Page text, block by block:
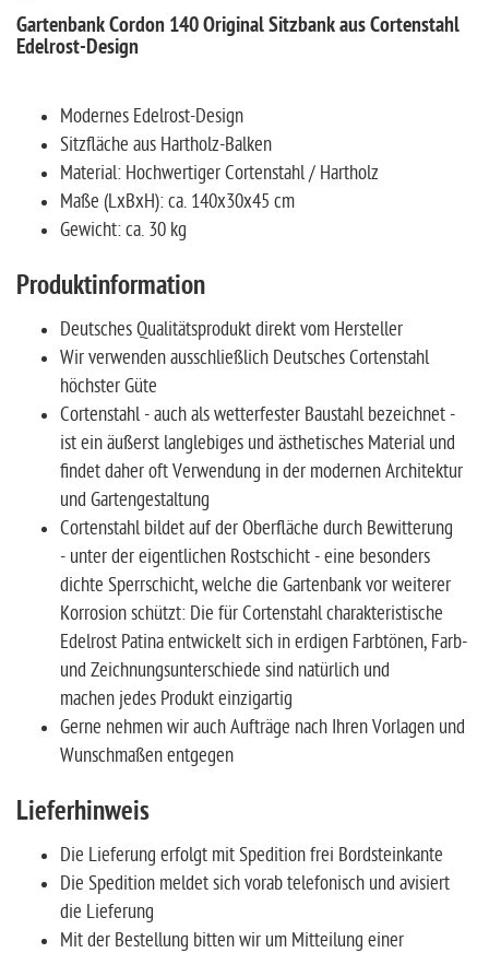
Gartenbank Cordon 140 Original Sitzbank aus Cortenstahl
Edelrost-Design
Modernes Edelrost-Design
Sitzfläche aus Hartholz-Balken
Material: Hochwertiger Cortenstahl / Hartholz
Maße (LxBxH): ca. 140x30x45 cm
Gewicht: ca. 30 kg
Produktinformation
Deutsches Qualitätsprodukt direkt vom Hersteller
Wir verwenden ausschließlich Deutsches Cortenstahl
höchster Güte
Cortenstahl - auch als wetterfester Baustahl bezeichnet -
ist ein äußerst langlebiges und ästhetisches Material und
findet daher oft Verwendung in der modernen Architektur
und Gartengestaltung
Cortenstahl bildet auf der Oberfläche durch Bewitterung
- unter der eigentlichen Rostschicht - eine besonders
dichte Sperrschicht, welche die Gartenbank vor weiterer
Korrosion schützt: Die für Cortenstahl charakteristische
Edelrost Patina entwickelt sich in erdigen Farbtönen, Farb-
und Zeichnungsunterschiede sind natürlich und
machen jedes Produkt einzigartig
Gerne nehmen wir auch Aufträge nach Ihren Vorlagen und
Wunschmaßen entgegen
Lieferhinweis
Die Lieferung erfolgt mit Spedition frei Bordsteinkante
Die Spedition meldet sich vorab telefonisch und avisiert
die Lieferung
Mit der Bestellung bitten wir um Mitteilung einer